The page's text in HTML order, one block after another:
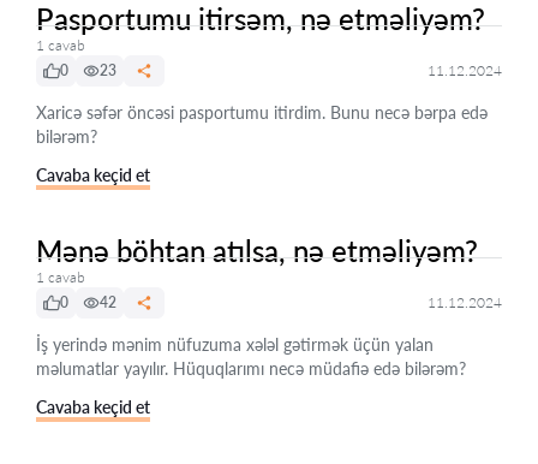
Pasportumu itirsəm, nə etməliyəm?
1 cavab
0
23 11.12.2024
Xaricə səfər öncəsi pasportumu itirdim. Bunu necə bərpa edə
bilərəm?
Cavaba keçid et
Mənə böhtan atılsa, nə etməliyəm?
1 cavab
0
42 11.12.2024
İş yerində mənim nüfuzuma xələl gətirmək üçün yalan
məlumatlar yayılır. Hüquqlarımı necə müdafiə edə bilərəm?
Cavaba keçid et